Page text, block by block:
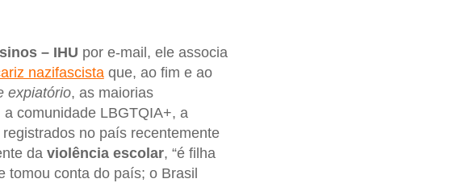
– IHU por e-mail, ele associa
nazifascistaque, ao fim e ao
expiatório, as maiorias
comunidade LBGTQIA+, a
no país recentemente
da violência escolar, “é filha
tomou conta do país; o Brasil